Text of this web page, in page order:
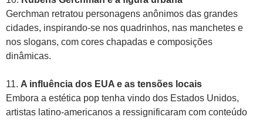
Gerchman retratou personagens anônimos das grandes
cidades, inspirando-se nos quadrinhos, nas manchetes e
nos slogans, com cores chapadas e composições
dinâmicas.
11. A influência dos EUA e as tensões locais
Embora a estética pop tenha vindo dos Estados Unidos,
artistas latino-americanos a ressignificaram com conteúdo